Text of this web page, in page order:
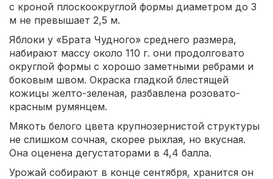
с кроной плоскоокруглой формы диаметром до 3
м не превышает 2,5 м.
Яблоки у «Брата Чудного» среднего размера,
набирают массу около 110 г. они продолговато
округлой формы с хорошо заметными ребрами и
боковым швом. Окраска гладкой блестящей
кожицы желто-зеленая, разбавлена розовато-
красным румянцем.
Мякоть белого цвета крупнозернистой структуры
не слишком сочная, скорее рыхлая, но вкусная.
Она оценена дегустаторами в 4,4 балла.
Урожай собирают в конце сентября, хранится он